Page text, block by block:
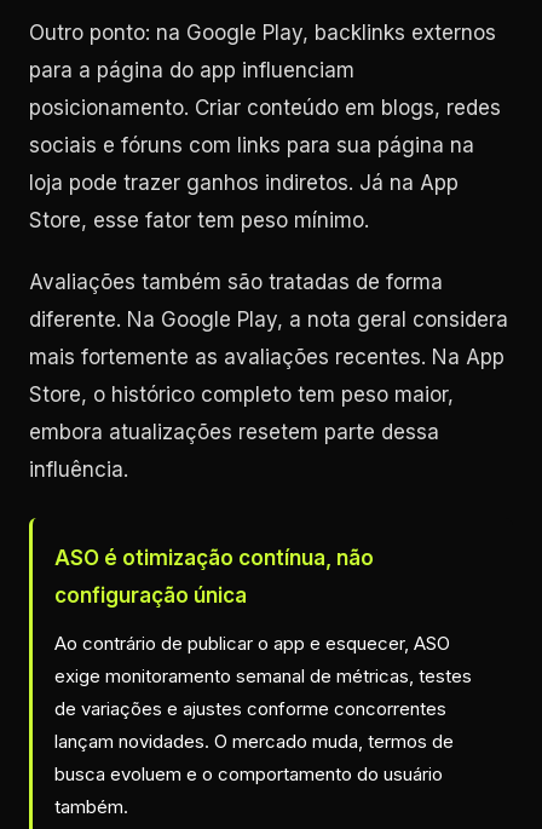
Outro ponto: na Google Play, backlinks externos
para a página do app influenciam
posicionamento. Criar conteúdo em blogs, redes
sociais e fóruns com links para sua página na
loja pode trazer ganhos indiretos. Já na App
Store, esse fator tem peso mínimo.
Avaliações também são tratadas de forma
diferente. Na Google Play, a nota geral considera
mais fortemente as avaliações recentes. Na App
Store, o histórico completo tem peso maior,
embora atualizações resetem parte dessa
influência.
ASO é otimização contínua, não
configuração única
Ao contrário de publicar o app e esquecer, ASO
exige monitoramento semanal de métricas, testes
de variações e ajustes conforme concorrentes
lançam novidades. O mercado muda, termos de
busca evoluem e o comportamento do usuário
também.